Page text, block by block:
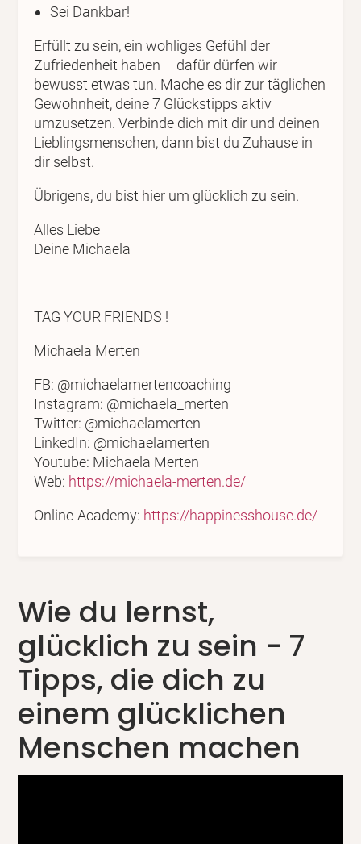
Sei Dankbar!
Erfüllt zu sein, ein wohliges Gefühl der
Zufriedenheit haben – dafür dürfen wir
bewusst etwas tun. Mache es dir zur täglichen
Gewohnheit, deine 7 Glückstipps aktiv
umzusetzen. Verbinde dich mit dir und deinen
Lieblingsmenschen, dann bist du Zuhause in
dir selbst.
Übrigens, du bist hier um glücklich zu sein.
Alles Liebe
Deine Michaela
TAG YOUR FRIENDS !
Michaela Merten
FB: @michaelamertencoaching
Instagram: @michaela_merten
Twitter: @michaelamerten
LinkedIn: @michaelamerten
Youtube: Michaela Merten
Web: https://michaela-merten.de/
Online-Academy: https://happinesshouse.de/
Wie du lernst,
glücklich zu sein - 7
Tipps, die dich zu
einem glücklichen
Menschen machen